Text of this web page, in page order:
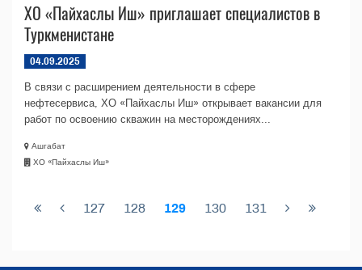
ХО «Пайхаслы Иш» приглашает специалистов в
Туркменистане
04.09.2025
В связи с расширением деятельности в сфере
нефтесервиса, ХО «Пайхаслы Иш» открывает вакансии для
работ по освоению скважин на месторождениях...
Ашгабат
ХО «Пайхаслы Иш»
127 128 129 130 131